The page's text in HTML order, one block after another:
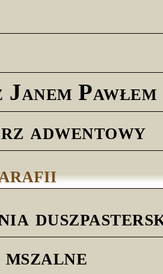
Janem
adwentowy